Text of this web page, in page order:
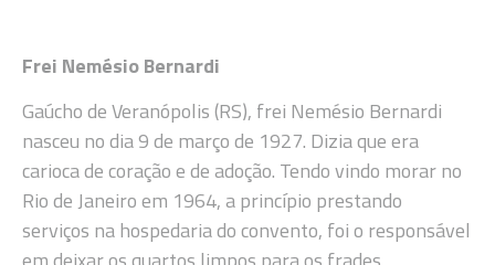
Frei Nemésio Bernardi
Gaúcho de Veranópolis (RS), frei Nemésio Bernardi
nasceu no dia 9 de março de 1927. Dizia que era
carioca de coração e de adoção. Tendo vindo morar no
Rio de Janeiro em 1964, a princípio prestando
serviços na hospedaria do convento, foi o responsável